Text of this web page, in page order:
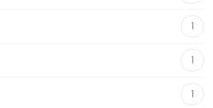
1
1
1